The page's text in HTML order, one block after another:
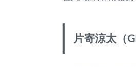
片寄涼太（